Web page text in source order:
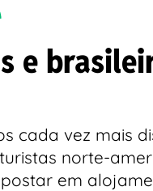
e
cada vez mais
norte-
em